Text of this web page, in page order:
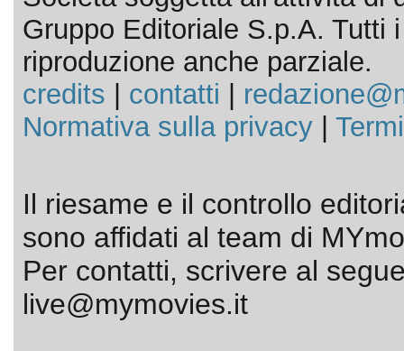
Gruppo Editoriale S.p.A. Tutti
riproduzione anche parziale.
credits
contatti
Normativa sulla privacy|
Il riesame e il controllo
sono affidati al team di
Per contatti, scrivere al
live@mymovies.it